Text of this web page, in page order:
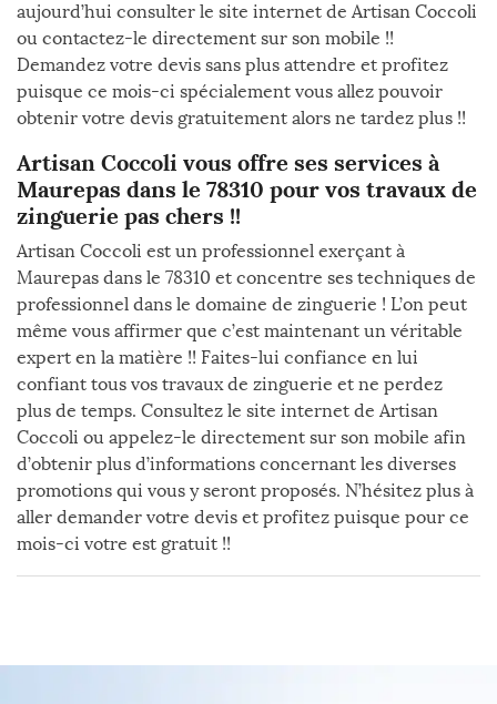
aujourd’hui consulter le site internet de Artisan Coccoli
ou contactez-le directement sur son mobile !!
Demandez votre devis sans plus attendre et profitez
puisque ce mois-ci spécialement vous allez pouvoir
obtenir votre devis gratuitement alors ne tardez plus !!
Artisan Coccoli vous offre ses services à
Maurepas dans le 78310 pour vos travaux de
zinguerie pas chers !!
Artisan Coccoli est un professionnel exerçant à
Maurepas dans le 78310 et concentre ses techniques de
professionnel dans le domaine de zinguerie ! L’on peut
même vous affirmer que c’est maintenant un véritable
expert en la matière !! Faites-lui confiance en lui
confiant tous vos travaux de zinguerie et ne perdez
plus de temps. Consultez le site internet de Artisan
Coccoli ou appelez-le directement sur son mobile afin
d’obtenir plus d’informations concernant les diverses
promotions qui vous y seront proposés. N’hésitez plus à
aller demander votre devis et profitez puisque pour ce
mois-ci votre est gratuit !!